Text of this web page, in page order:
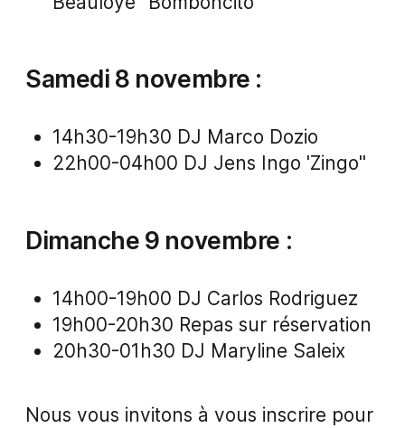
Samedi 8 novembre :
14h30-19h30 DJ Marco Dozio
22h00-04h00 DJ Jens Ingo 'Zingo"
Dimanche 9 novembre :
14h00-19h00 DJ Carlos Rodriguez
19h00-20h30 Repas sur réservation
20h30-01h30 DJ Maryline Saleix
Nous vous invitons à vous inscrire pour